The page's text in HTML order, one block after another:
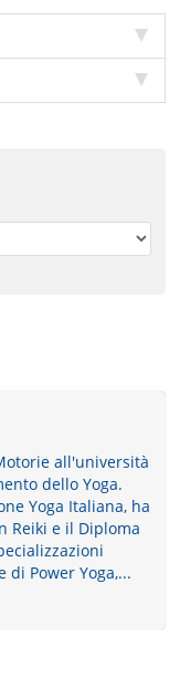
all'università
dello Yoga.
Yoga Italiana, ha
Reiki e il Diploma
Power Yoga,...